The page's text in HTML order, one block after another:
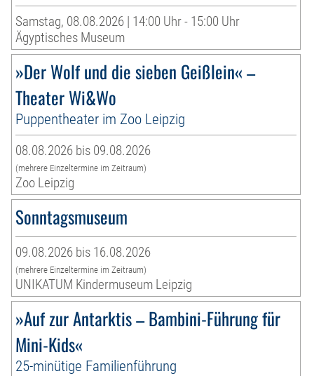
Samstag, 08.08.2026 | 14:00 Uhr - 15:00 Uhr
Ägyptisches Museum
»Der Wolf und die sieben Geißlein« –
Theater Wi&Wo
Puppentheater im Zoo Leipzig
08.08.2026 bis 09.08.2026
(mehrere Einzeltermine im Zeitraum)
Zoo Leipzig
Sonntagsmuseum
09.08.2026 bis 16.08.2026
(mehrere Einzeltermine im Zeitraum)
UNIKATUM Kindermuseum Leipzig
»Auf zur Antarktis – Bambini-Führung für
Mini-Kids«
25-minütige Familienführung